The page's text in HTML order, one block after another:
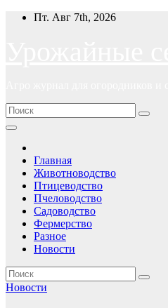
ПерейтиПт. Авг 7th, 2026
Главная
Животноводство
Птицеводство
Пчеловодство
Садоводство
Фермерство
Разное
Новости
Новости